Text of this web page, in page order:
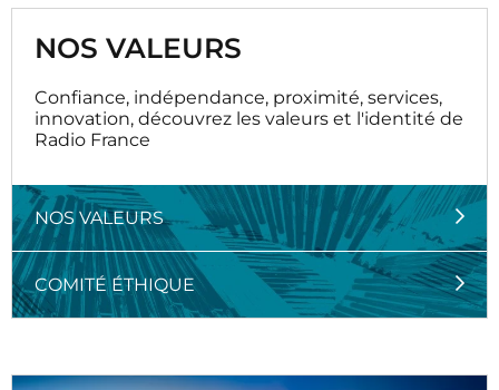
NOS VALEURS
Confiance, indépendance, proximité, services,
innovation, découvrez les valeurs et l'identité de
Radio France
NOS VALEURS
COMITÉ ÉTHIQUE